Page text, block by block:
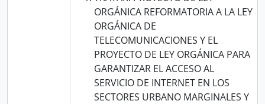
ORGÁNICA REFORMATORIA A LA LEY
ORGÁNICA DE
TELECOMUNICACIONES Y EL
PROYECTO DE LEY ORGÁNICA PARA
GARANTIZAR EL ACCESO AL
SERVICIO DE INTERNET EN LOS
SECTORES URBANO MARGINALES Y